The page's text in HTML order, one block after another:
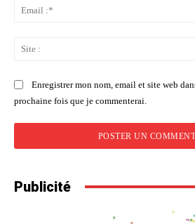
Enregistrer mon nom, email et site web
prochaine fois que je commenterai.
Publicité